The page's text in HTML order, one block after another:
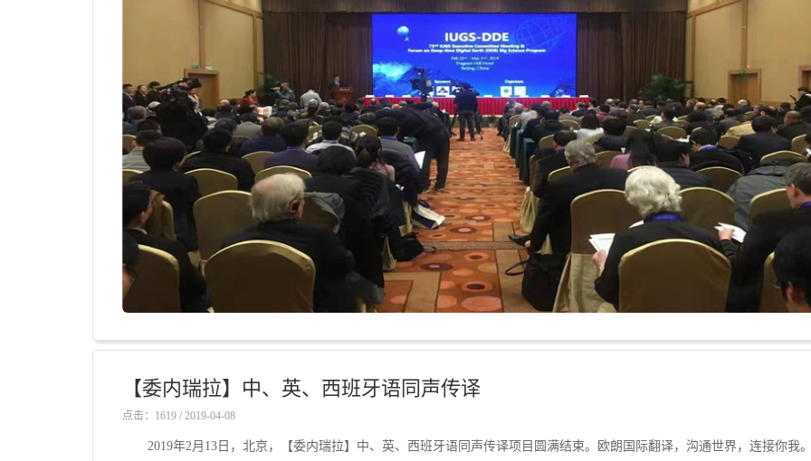
【委内瑞拉】中、英、西班牙语同声传译
点击：1619 / 2019-04-08
2019年2月13日，北京，【委内瑞拉】中、英、西班牙语同声传译项目圆满结束。欧朗国际翻译，沟通世界，连接你我